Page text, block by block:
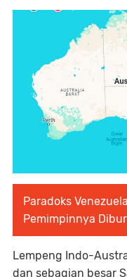
Paradoks
Pemimpinnya
Lempeng Indo-
dan sebagian besar